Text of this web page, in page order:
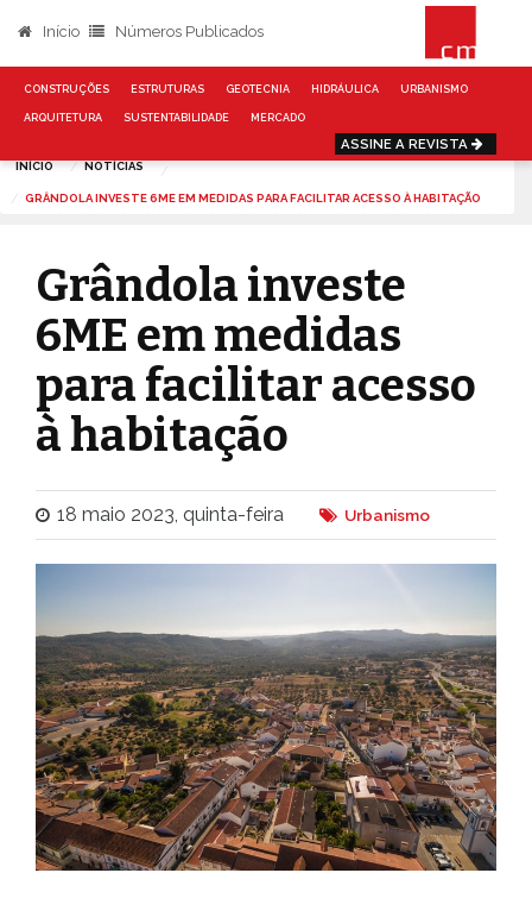
Início Números Publicados
CONSTRUÇÕES ESTRUTURAS GEOTECNIA HIDRÁULICA URBANISMO
ARQUITETURA SUSTENTABILIDADE MERCADO
ASSINE A REVISTA
INÍCIO NOTÍCIAS
GRÂNDOLA INVESTE 6ME EM MEDIDAS PARA FACILITAR ACESSO À HABITAÇÃO
Grândola investe
6ME em medidas
para facilitar acesso
à habitação
18 maio 2023, quinta-feira Urbanismo